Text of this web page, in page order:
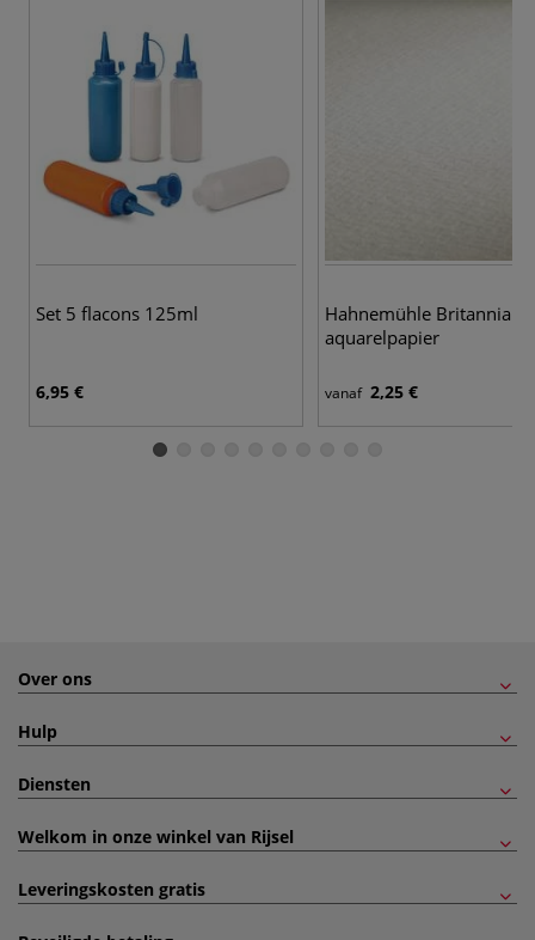
Set 5 flacons 125ml
6,95 €
Hahnemühle Britannia
aquarelpapier
vanaf 2,25 €
Over ons
Hulp
Diensten
Welkom in onze winkel van Rijsel
Leveringskosten gratis